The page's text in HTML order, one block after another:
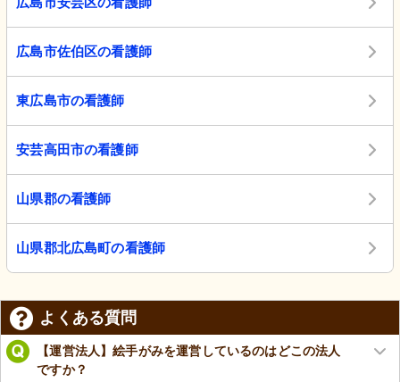
広島市佐伯区の看護師
東広島市の看護師
安芸高田市の看護師
山県郡の看護師
山県郡北広島町の看護師
よくある質問
【運営法人】絵手がみを運営しているのはどこの法人
ですか？